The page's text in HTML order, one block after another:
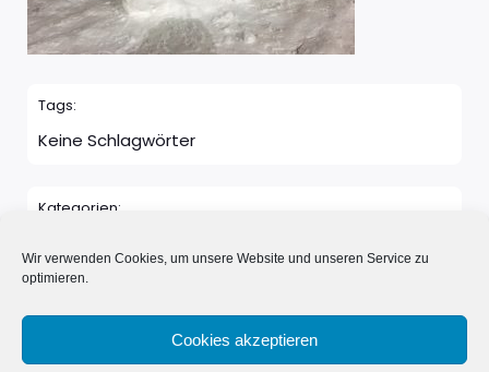
Wir verwenden Cookies, um unsere Website und unseren Service zu
optimieren.
Cookies akzeptieren
Tags:
Keine Schlagwörter
Kategorien: